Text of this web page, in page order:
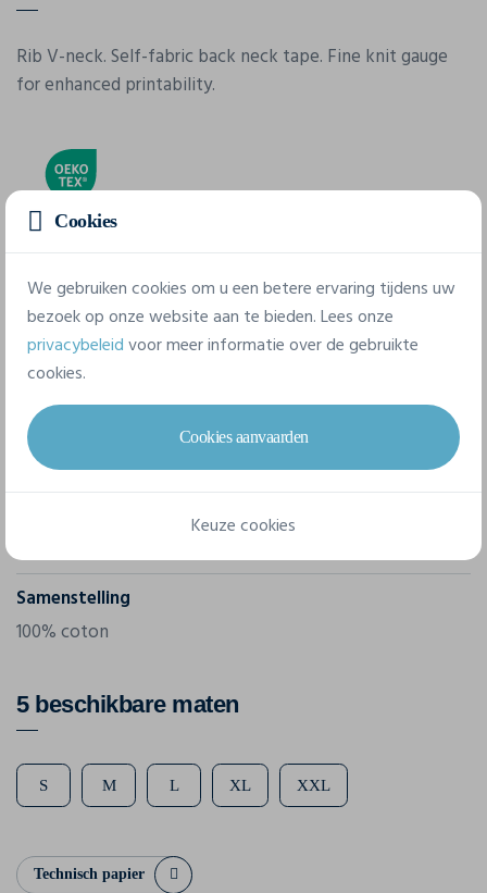
Rib V-neck. Self-fabric back neck tape. Fine knit gauge
for enhanced printability.
Eigenschappen
Merk
Fol
Referentie
61-426-0
Samenstelling
100% coton
5 beschikbare maten
S M L XL XXL
Technisch papier
Cookies
We gebruiken cookies om u een betere ervaring tijdens uw
bezoek op onze website aan te bieden. Lees onze
privacybeleidvoor meer informatie over de gebruikte
cookies.
Cookies aanvaarden
Keuze cookies